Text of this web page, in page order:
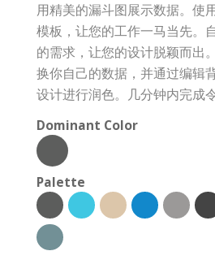
用精美的漏斗图展示数据。使
模板，让您的工作一马当先。
的需求，让您的设计脱颖而出
换你自己的数据，并通过编辑
设计进行润色。几分钟内完成
Dominant Color
Palette